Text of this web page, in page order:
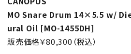
MO Snare Drum 14×5.5 w/
ural Oil [MO-1455DH]
販売価格￥80,300（税込）